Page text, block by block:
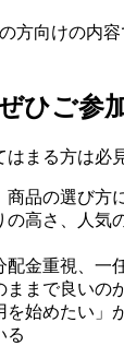
方向けの内
ひご参
まる方は必
商品の選び方
の高さ、人気
配金重視、一
ままで良いの
を始めたい」
る